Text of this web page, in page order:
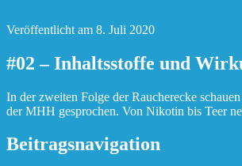
Veröffentlicht am 8. Juli 2020
#02 – Inhaltsstoffe und
In der zweiten Folge der Raucherecke
der MHH gesprochen. Von Nikotin bis Teer
Beitragsnavigation